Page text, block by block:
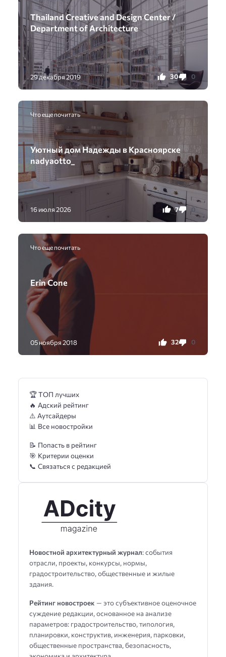
Thailand Creative and Design Center /
Department of Architecture
29 декабря 2019 30 0
Что еще почитать
Уютный дом Надежды в Красноярске
nadyaotto_
16 июля 2026 7 0
Что еще почитать
Erin Cone
05 ноября 2018 32 0
Новостной архитектурный журнал: события
отрасли, проекты, конкурсы, нормы,
градостроительство, общественные и жилые
здания.
Рейтинг новостроек — это субъективное оценочное
суждение редакции, основанное на анализе
параметров: градостроительство, типология,
планировки, конструктив, инженерия, парковки,
общественные пространства, безопасность,
🏆 ТОП лучших
🔥 Адский рейтинг
⚠️ Аутсайдеры
📊 Все новостройки
📝 Попасть в рейтинг
🎯 Критерии оценки
📞 Связаться с редакцией